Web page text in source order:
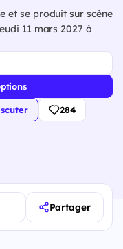
et se produit sur scène
11 mars 2027 à
284
Partager